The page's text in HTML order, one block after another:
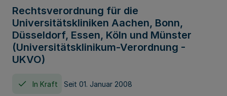
Rechtsverordnung für die
Universitätskliniken Aachen, Bonn,
Düsseldorf, Essen, Köln und Münster
(Universitätsklinikum-Verordnung -
UKVO)
In Kraft Seit 01. Januar 2008